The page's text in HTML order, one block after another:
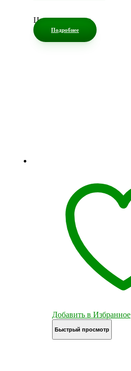
Цена по запросу
Подробнее
Добавить в Избранное
Быстрый просмотр